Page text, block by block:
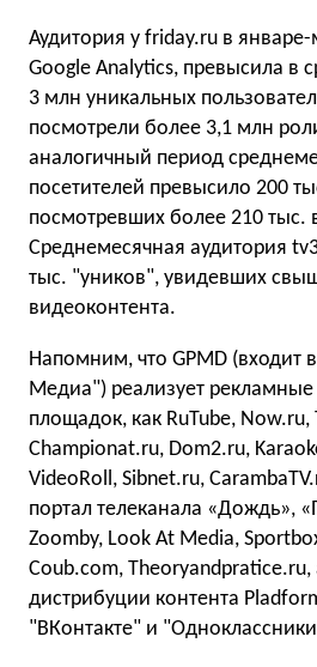
Аудитория у friday.ru в
Google Analytics, превысила в
3 млн уникальных
посмотрели более 3,1 млн
аналогичный период
посетителей превысило 200
посмотревших более 210 тыс.
Среднемесячная аудитория
тыс. "уников", увидевших
видеоконтента.
Напомним, что GPMD (входит
Медиа") реализует
площадок, как RuTube,
Championat.ru, Dom2.ru,
VideoRoll, Sibnet.ru,
портал телеканала «Дождь»,
Zoomby, Look At Media,
Coub.com, Theoryandpratice.ru,
дистрибуции контента
"ВКонтакте" и